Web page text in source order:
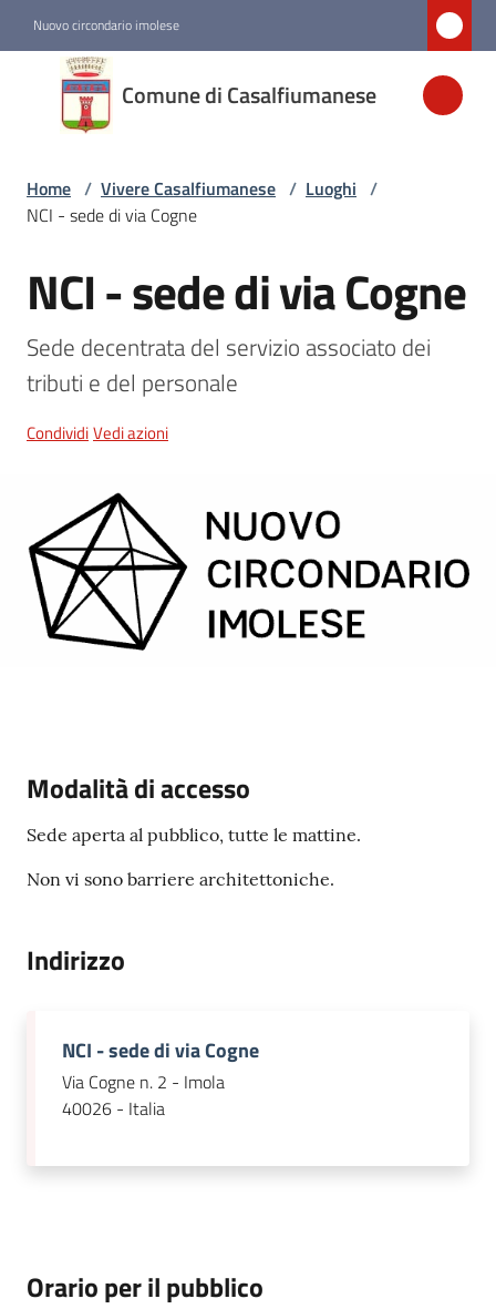
Nuovo circondario imolese
Comune di Casalfiumanese
Comune di
Casalfiumanese
Amministrazione
Vivere
Menu selezionato
5x1000
Servizi
gli
argomenti
Home / Vivere Casalfiumanese / Luoghi /
NCI - sede di via Cogne
Salta al contenuto
NCI - sede di via Cogne
Sede decentrata del servizio associato dei
tributi e del personale
CondividiVedi azioni
Modalità di accesso
Sede aperta al pubblico, tutte le mattine.
Non vi sono barriere architettoniche.
Indirizzo
NCI - sede di via Cogne
Via Cogne n. 2 - Imola
40026 - Italia
Orario per il pubblico